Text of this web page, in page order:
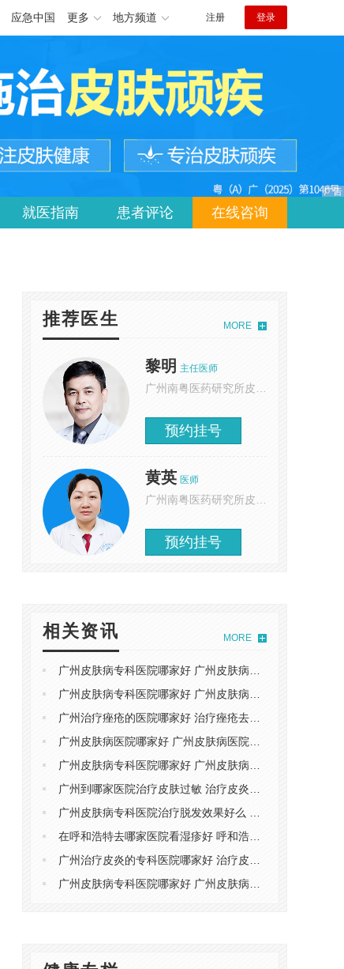
应急中国 更多 地方频道 注册 登录
就医指南 患者评论 在线咨询
推荐医生 MORE
黎明 主任医师
广州南粤医药研究所皮肤科
预约挂号
黄英 医师
广州南粤医药研究所皮肤科
预约挂号
相关资讯 MORE
广州皮肤病专科医院哪家好 广州皮肤病专科医院哪家靠谱
广州皮肤病专科医院哪家好 广州皮肤病专科医院哪家靠谱
广州治疗痤疮的医院哪家好 治疗痤疮去广州哪家医院
广州皮肤病医院哪家好 广州皮肤病医院哪家靠谱
广州皮肤病专科医院哪家好 广州皮肤病专科医院哪家靠谱
广州到哪家医院治疗皮肤过敏 ​治疗皮炎去广州哪家医院
广州皮肤病专科医院治疗脱发效果好么 治疗脱发去广州哪家医院
在呼和浩特去哪家医院看湿疹好 呼和浩特哪个医院可以治湿疹
广州治疗皮炎的专科医院哪家好 ​治疗皮炎去广州哪家医院
广州皮肤病专科医院哪家好 广州皮肤病专科医院哪家靠谱